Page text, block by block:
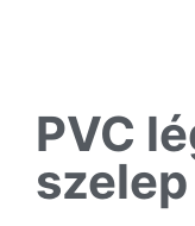
PVC